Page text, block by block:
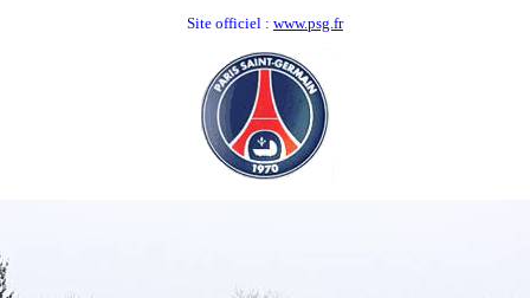
Site officiel : www.psg.fr